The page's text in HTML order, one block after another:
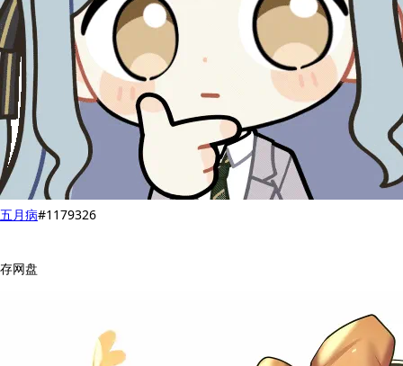
五月病#1179326
存网盘